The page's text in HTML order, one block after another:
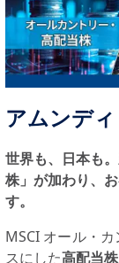
アムンデ
世界も、日本も
株」が加わり、
す。
MSCI オール・
スにした高配当株